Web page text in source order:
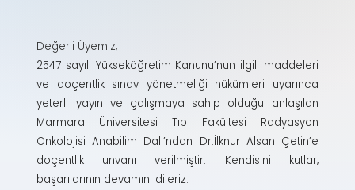
Değerli Üyemiz,
2547 sayılı Yükseköğretim Kanunu’nun ilgili maddeleri
ve doçentlik sınav yönetmeliği hükümleri uyarınca
yeterli yayın ve çalışmaya sahip olduğu anlaşılan
Marmara Üniversitesi Tıp Fakültesi Radyasyon
Onkolojisi Anabilim Dalı’ndan Dr.İlknur Alsan Çetin’e
doçentlik unvanı verilmiştir. Kendisini kutlar,
başarılarının devamını dileriz.